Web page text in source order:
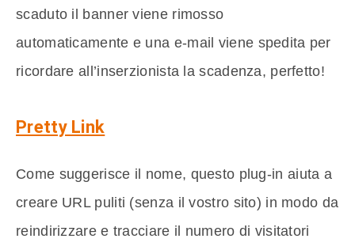
scaduto il banner viene rimosso
automaticamente e una e-mail viene spedita per
ricordare all’inserzionista la scadenza, perfetto!
Pretty Link
Come suggerisce il nome, questo plug-in aiuta a
creare URL puliti (senza il vostro sito) in modo da
reindirizzare e tracciare il numero di visitatori